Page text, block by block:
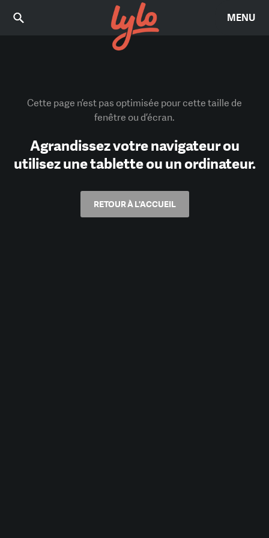
MENU
Cette page n’est pas optimisée pour cette taille de
fenêtre ou d’écran.
Agrandissez votre navigateur ou
utilisez une tablette ou un ordinateur.
RETOUR À L'ACCUEIL